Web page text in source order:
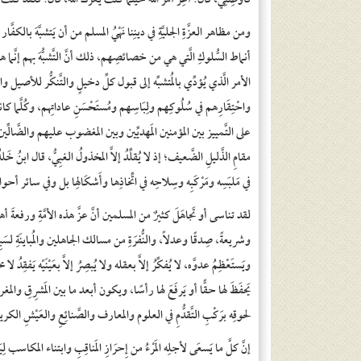
ومن مظاهر العزَّةِ الجليَّةِ في دينِنا نَهْيُ المسلم من أن يَتشبَّهَ
أنماط السُّلوكِ الَّتي هي من خصائصِهم، ذلك أنَّ التَّشبُّهَ بهم
الأمر الَّذي يُؤدِّي بالمُتشبِّه إلى قبول كلِّ دخيلٍ والتَّنكُّر للأصيل
واحْتِقَارِهم في سُلُوكِهم ولِبَاسِهم ومُستَحْسَنِ عاداتِهم، وكُلَّما
على التَّمييز بين المؤمنين المَهديِّين وبين المغضوب عليهم
في مَلبَسِه ومَرْكَبِه وسِلاحِه في اتِّخاذِها وأَشكَالِها بل وفي سائر
لقد تناسى أو تَجاهَلَ كثيرٌ من المسلمين أنَّ عزَّ هذه الأمَّةِ ورفعةَ
وشريعةً، صِدقًا وعدلاً، والنُّفرَةِ من مسالك الجاهلين
ويَستَعْظِمُ عدوَّه، لا يُفكِّرُ إلاَّ بعقله ولا يُبصِرُ إلاَّ بعَيْنَيْه يَفقِدُ
يَحفَظَ لها حقًّا أو يَرفَعَ لها رأسًا، ويكون أبعد ما بين المَشرِقِ
لحوقِه برَكْبِ التَّقدُّمِ في العلوم والمعارف والصَّنائِعِ والعَيْشِ
إنَّ كلَّ ما يَسعَى لأجلِه المَرْءُ من إِحرَازِ المَناقِبِ وابتناء المكاسب